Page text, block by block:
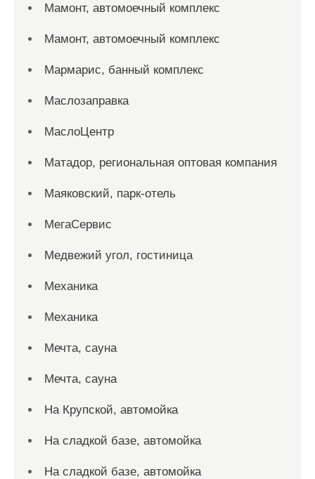
Мамонт, автомоечный комплекс
Мамонт, автомоечный комплекс
Мармарис, банный комплекс
Маслозаправка
МаслоЦентр
Матадор, региональная оптовая компания
Маяковский, парк-отель
МегаСервис
Медвежий угол, гостиница
Механика
Механика
Мечта, сауна
Мечта, сауна
На Крупской, автомойка
На сладкой базе, автомойка
На сладкой базе, автомойка